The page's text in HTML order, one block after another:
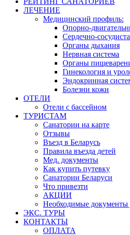
ЛЕЧЕНИЕ
Медицинский профиль:
Опорно-
Сердечно-
Органы дыхания
Нервная система
Органы
Гинекология и
Эндокринная
Болезни кожи
ОТЕЛИ
Отели с бассейном
ТУРИСТАМ
Санатории на карте
Отзывы
Въезд в Беларусь
Правила въезда детей
Мед. документы
Как купить путевку
Санатории Беларуси
Что привезти
АКЦИИ
Необходимые документы
ЭКС. ТУРЫ
КОНТАКТЫ
ОПЛАТА